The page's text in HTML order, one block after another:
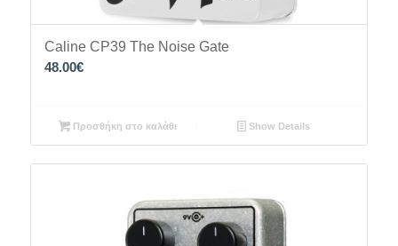
Caline CP39 The Noise Gate
48.00€
Προσθήκη στο καλάθι Show Details